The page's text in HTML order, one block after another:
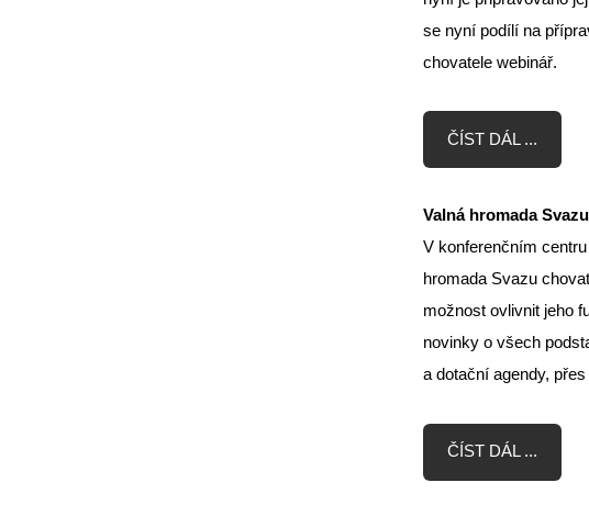
se nyní podílí na
chovatele webinář.
ČÍST DÁL ...
Valná hromada
V konferenčním
hromada Svazu
možnost ovlivnit jeho
novinky o všech
a dotační agendy,
ČÍST DÁL ...